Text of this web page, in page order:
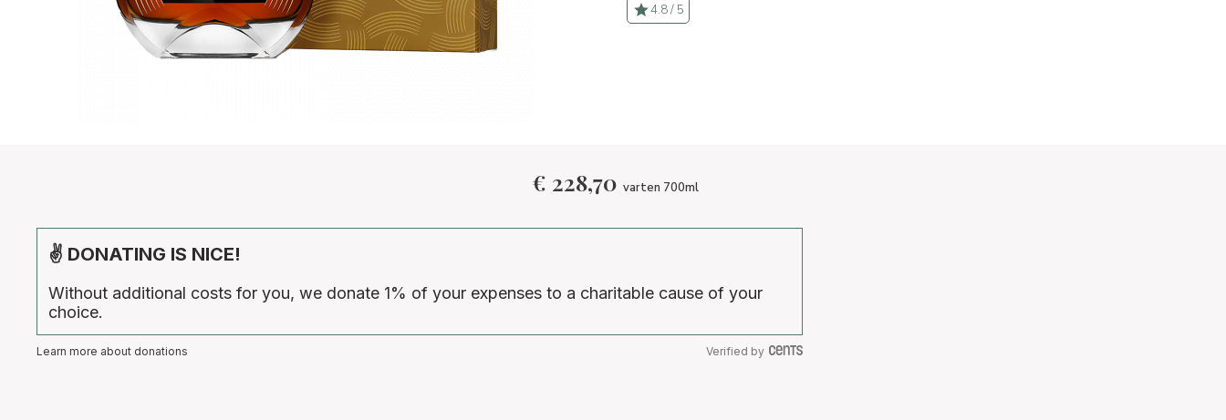
4.8 / 5
€ 228,70 varten 700ml
✌ DONATING IS NICE!
Without additional costs for you, we donate 1% of your expenses to a charitable cause of your
choice.
Learn more about donations Verified by